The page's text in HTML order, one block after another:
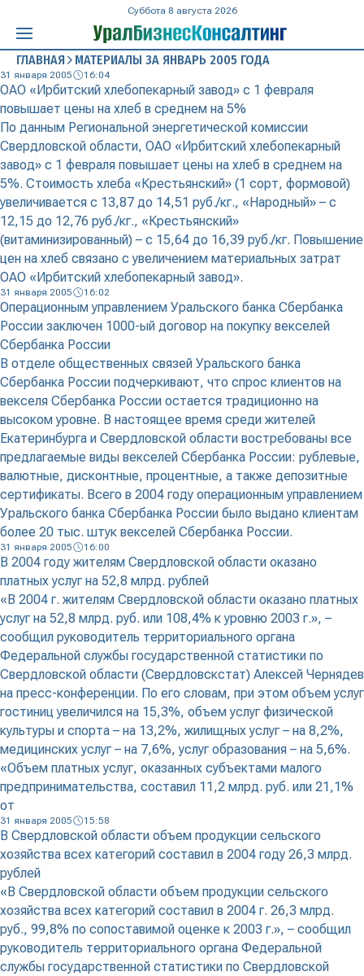
Суббота 8 августа 2026
ГЛАВНАЯ МАТЕРИАЛЫ ЗА ЯНВАРЬ 2005 ГОДА
31 января 2005 16:04
ОАО «Ирбитский хлебопекарный завод» с 1 февраля
повышает цены на хлеб в среднем на 5%
По данным Региональной энергетической комиссии
Свердловской области, ОАО «Ирбитский хлебопекарный
завод» с 1 февраля повышает цены на хлеб в среднем на
5%. Стоимость хлеба «Крестьянский» (1 сорт, формовой)
увеличивается с 13,87 до 14,51 руб./кг., «Народный» – с
12,15 до 12,76 руб./кг., «Крестьянский»
(витаминизированный) – с 15,64 до 16,39 руб./кг. Повышение
цен на хлеб связано с увеличением материальных затрат
ОАО «Ирбитский хлебопекарный завод».
31 января 2005 16:02
Операционным управлением Уральского банка Сбербанка
России заключен 1000-ый договор на покупку векселей
Сбербанка России
В отделе общественных связей Уральского банка
Сбербанка России подчеркивают, что спрос клиентов на
векселя Сбербанка России остается традиционно на
высоком уровне. В настоящее время среди жителей
Екатеринбурга и Свердловской области востребованы все
предлагаемые виды векселей Сбербанка России: рублевые,
валютные, дисконтные, процентные, а также депозитные
сертификаты. Всего в 2004 году операционным управлением
Уральского банка Сбербанка России было выдано клиентам
более 20 тыс. штук векселей Сбербанка России.
31 января 2005 16:00
В 2004 году жителям Свердловской области оказано
платных услуг на 52,8 млрд. рублей
«В 2004 г. жителям Свердловской области оказано платных
услуг на 52,8 млрд. руб. или 108,4% к уровню 2003 г.», –
сообщил руководитель территориального органа
Федеральной службы государственной статистики по
Свердловской области (Свердловскстат) Алексей Чернядев
на пресс-конференции. По его словам, при этом объем услуг
гостиниц увеличился на 15,3%, объем услуг физической
культуры и спорта – на 13,2%, жилищных услуг – на 8,2%,
медицинских услуг – на 7,6%, услуг образования – на 5,6%.
«Объем платных услуг, оказанных субъектами малого
предпринимательства, составил 11,2 млрд. руб. или 21,1%
от
31 января 2005 15:58
В Свердловской области объем продукции сельского
хозяйства всех категорий составил в 2004 году 26,3 млрд.
рублей
«В Свердловской области объем продукции сельского
хозяйства всех категорий составил в 2004 г. 26,3 млрд.
руб., 99,8% по сопоставимой оценке к 2003 г.», – сообщил
руководитель территориального органа Федеральной
службы государственной статистики по Свердловской